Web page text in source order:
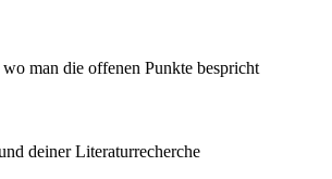
man die offenen Punkte bespricht
deiner Literaturrecherche